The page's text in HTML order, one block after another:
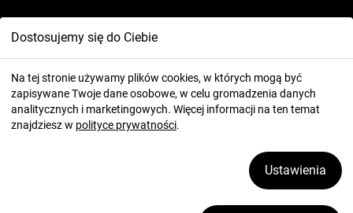
Dostosujemy się do Ciebie
Na tej stronie używamy plików cookies, w których mogą być
zapisywane Twoje dane osobowe, w celu gromadzenia danych
analitycznych i marketingowych. Więcej informacji na ten temat
znajdziesz w polityce prywatności.
Ustawienia
Informacje
Twoje konto